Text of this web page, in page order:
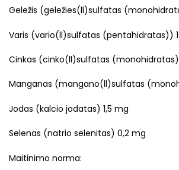
Geležis (geležies(ll)sulfatas
Varis (vario(ll)sulfatas (pentahidratas))
Cinkas (cinko(ll)sulfatas
Manganas (mangano(ll)sulfatas
Jodas (kalcio jodatas) 1,5 mg
Selenas (natrio selenitas) 0,2 mg
Maitinimo norma: